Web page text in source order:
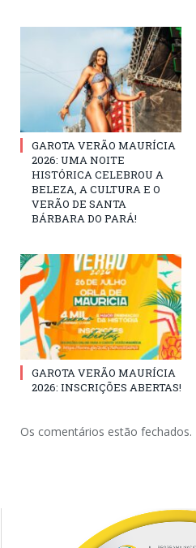
GAROTA VERÃO MAURÍCIA
2026: UMA NOITE
HISTÓRICA CELEBROU A
BELEZA, A CULTURA E O
VERÃO DE SANTA
BÁRBARA DO PARÁ!
GAROTA VERÃO MAURÍCIA
2026: INSCRIÇÕES ABERTAS!
Os comentários estão fechados.